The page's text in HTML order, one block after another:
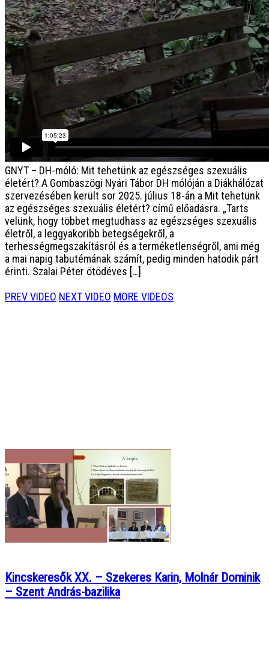
GNYT – DH-móló: Mit tehetünk az egészséges szexuális
életért? A Gombaszögi Nyári Tábor DH mólóján a Diákhálózat
szervezésében került sor 2025. július 18-án a Mit tehetünk
az egészséges szexuális életért? című előadásra. „Tarts
velünk, hogy többet megtudhass az egészséges szexuális
életről, a leggyakoribb betegségekről, a
terhességmegszakításról és a terméketlenségről, ami még
a mai napig tabutémának számít, pedig minden hatodik párt
érinti. Szalai Péter ötödéves […]
PREV VIDEO NEXT VIDEO MORE VIDEOS
Kincskeresők XX. – Szekeres Karin, Molnár Dominik
– Szent András-bazilika